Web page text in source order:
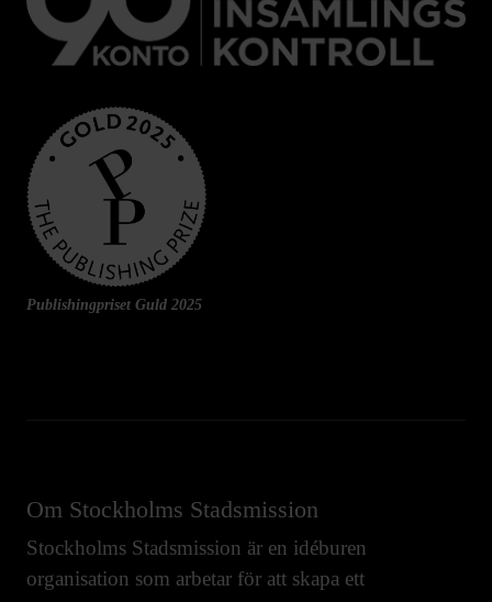
Publishingpriset Guld 2025
Om Stockholms Stadsmission
Stockholms Stadsmission är en idéburen
organisation som arbetar för att skapa ett